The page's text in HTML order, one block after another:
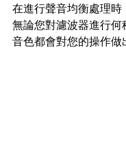
在進行聲音均衡處理時
無論您對濾波器進行何
音色都會對您的操作做